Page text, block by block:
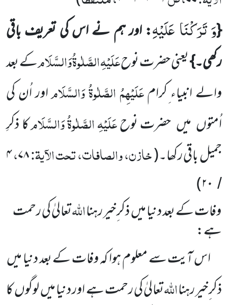
{وَ تَرَكْنَا عَلَیْهِ: اور ہم نے اس کی تعریف باقی
رکھی۔}یعنی حضرت نوحعَلَیْہِالصَّلٰوۃُوَالسَّلَامکے بعد
والے انبیاء ِکرامعَلَیْہِمُ الصَّلٰوۃُ وَالسَّلَاماور اُن کی
اُمتوں میں حضرت نوحعَلَیْہِالصَّلٰوۃُوَالسَّلَامکا ذکرِ
جمیل باقی رکھا۔(خازن، والصافات، تحت الآیۃ:۷۸،۴
/ ۲۰)
وفات کے بعد دنیا میںذکر ِخیر رہنااللہتعالیٰ کی رحمت
ہے:
اس آیت سے معلوم ہوا کہ وفات کے بعد دنیا میں
ذکر ِخیر رہنااللہتعالیٰ کی رحمت ہے اور دنیا میںلوگوںکا